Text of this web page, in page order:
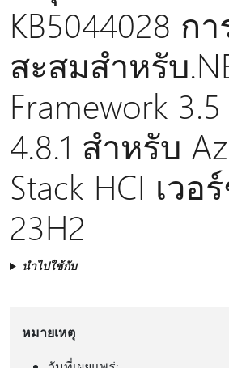
KB5044028 ก
สะสมสําหรับ
Framework
4.8.1 สําหรับ
Stack HCI เวอ
23H2
นำไปใช้กับ
หมายเหตุ